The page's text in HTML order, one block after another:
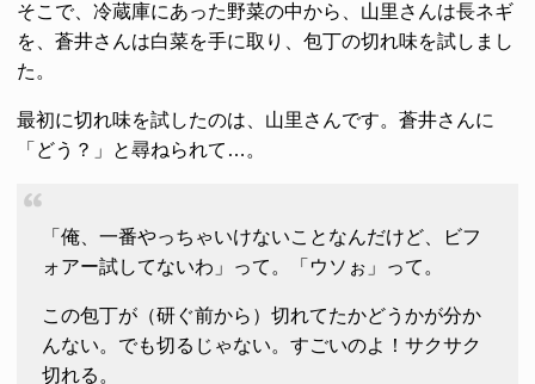
そこで、冷蔵庫にあった野菜の中から、山里さんは長ネギ
を、蒼井さんは白菜を手に取り、包丁の切れ味を試しまし
た。
最初に切れ味を試したのは、山里さんです。蒼井さんに
「どう？」と尋ねられて…。
「俺、一番やっちゃいけないことなんだけど、ビフ
ォアー試してないわ」って。「ウソぉ」って。
この包丁が（研ぐ前から）切れてたかどうかが分か
んない。でも切るじゃない。すごいのよ！サクサク
切れる。